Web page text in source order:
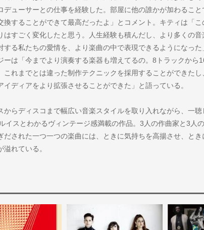
デューサーとの仕事を経験した。部屋に他の誰かが加わるこ
換することができて最高だったよ」とコメント。キティは「
はすごく変化したと思う。人生経験も積んだし、より多くの音
する私たちの愛情を、より楽曲の中で表現できるようになった
ーは「今までより演奏する楽器も増えてるの。8トラックから
これまでとは違った制作テクニックを採用することができた
イディアをより拡張させることができた」と語っている。
からディスコまで幅広い音楽スタイルを取り入れながら、一聴
イスとわかるヴィンテージ感満載の作品。3人の作曲家と3人
だされた一つ一つの楽曲には、ときに気持ちを高揚させ、とき
溢れている。